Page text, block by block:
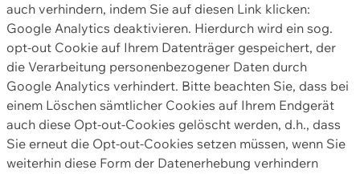
auch verhindern, indem Sie auf diesen Link klicken:
Google Analytics deaktivieren. Hierdurch wird ein sog.
opt-out Cookie auf Ihrem Datenträger gespeichert, der
die Verarbeitung personenbezogener Daten durch
Google Analytics verhindert. Bitte beachten Sie, dass bei
einem Löschen sämtlicher Cookies auf Ihrem Endgerät
auch diese Opt-out-Cookies gelöscht werden, d.h., dass
Sie erneut die Opt-out-Cookies setzen müssen, wenn Sie
weiterhin diese Form der Datenerhebung verhindern